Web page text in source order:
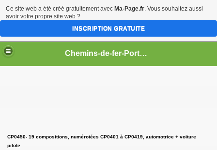
Chemins-de-fer-Portugais
CP0450- 19 compositions, numérotées CP0401 à CP0419, automotrice + voiture
pilote
Ce site web a été créé gratuitement avec Ma-Page.fr. Vous souhaitez aussi
avoir votre propre site web ?
INSCRIPTION GRATUITE